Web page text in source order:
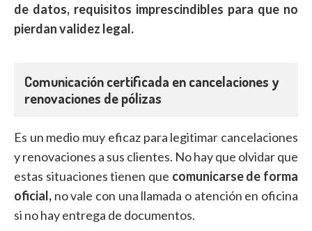
de datos, requisitos imprescindibles para que no
pierdan validez legal.
Comunicación certificada en cancelaciones y
renovaciones de pólizas
Es un medio muy eficaz para legitimar cancelaciones
y renovaciones a sus clientes. No hay que olvidar que
estas situaciones tienen que comunicarse de forma
oficial, no vale con una llamada o atención en oficina
si no hay entrega de documentos.